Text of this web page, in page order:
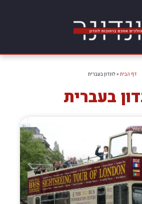
דף הבית » לונדון בעברית
בעברית